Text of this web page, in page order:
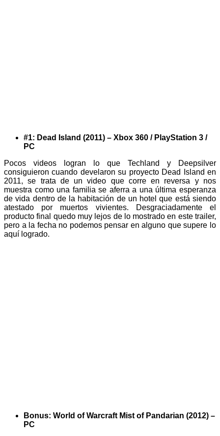
#1: Dead Island (2011) – Xbox 360 / PlayStation 3 /
PC
Pocos videos logran lo que Techland y Deepsilver
consiguieron cuando develaron su proyecto Dead Island en
2011, se trata de un video que corre en reversa y nos
muestra como una familia se aferra a una última esperanza
de vida dentro de la habitación de un hotel que está siendo
atestado por muertos vivientes. Desgraciadamente el
producto final quedo muy lejos de lo mostrado en este trailer,
pero a la fecha no podemos pensar en alguno que supere lo
aquí logrado.
Bonus: World of Warcraft Mist of Pandarian (2012) –
PC